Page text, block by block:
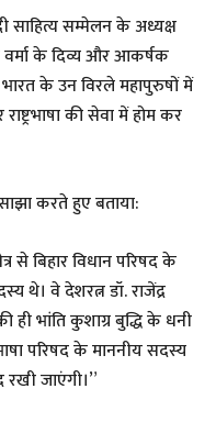
साहित्य सम्मेलन के अध्यक्ष
वर्मा के दिव्य और आकर्षक
के उन विरले महापुरुषों में
की सेवा में होम कर
करते हुए बताया:
से बिहार विधान परिषद के
थे। वे देशरत्न डॉ. राजेंद्र
भांति कुशाग्र बुद्धि के धनी
परिषद के माननीय सदस्य
जाएंगी।”